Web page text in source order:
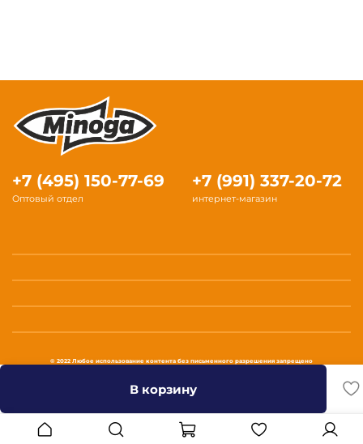
В корзину
+7 (495) 150-77-69
Оптовый отдел
+7 (991) 337-20-72
интернет-магазин
© 2022 Любое использование контента без письменного разрешения запрещено